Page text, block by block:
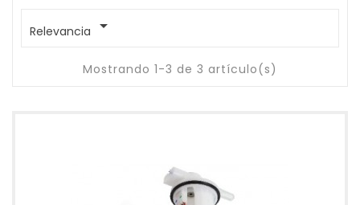
Relevancia 
Mostrando 1-3 de 3 artículo(s)